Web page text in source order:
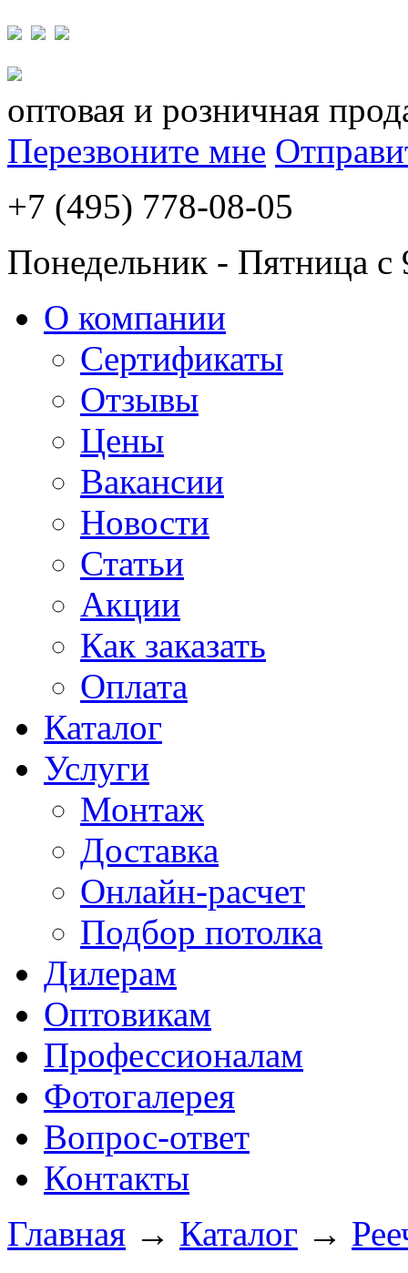
оптовая и розничная
Перезвоните мне
+7 (495) 778-08-05
Понедельник - Пятница с
О компании
Сертификаты
Отзывы
Цены
Вакансии
Новости
Статьи
Акции
Как заказать
Оплата
Каталог
Услуги
Монтаж
Доставка
Онлайн-расчет
Подбор потолка
Дилерам
Оптовикам
Профессионалам
Фотогалерея
Вопрос-ответ
Контакты
Главная → Каталог →